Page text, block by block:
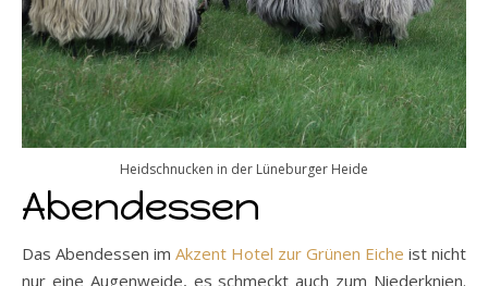
Heidschnucken in der Lüneburger Heide
Abendessen
Das Abendessen im Akzent Hotel zur Grünen Eiche ist nicht
nur eine Augenweide, es schmeckt auch zum Niederknien.